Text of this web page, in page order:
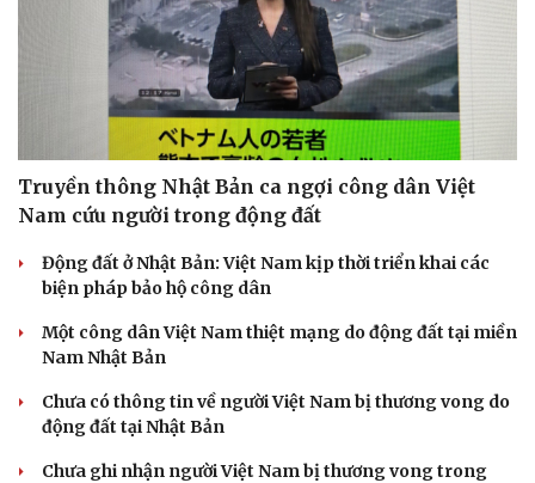
Truyền thông Nhật Bản ca ngợi công dân Việt
Nam cứu người trong động đất
Động đất ở Nhật Bản: Việt Nam kịp thời triển khai các
biện pháp bảo hộ công dân
Một công dân Việt Nam thiệt mạng do động đất tại miền
Nam Nhật Bản
Chưa có thông tin về người Việt Nam bị thương vong do
động đất tại Nhật Bản
Chưa ghi nhận người Việt Nam bị thương vong trong